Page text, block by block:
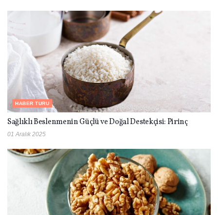
HABER TURU
Sağlıklı Beslenmenin Güçlü ve Doğal Destekçisi: Pirinç
01 Aralık 2025